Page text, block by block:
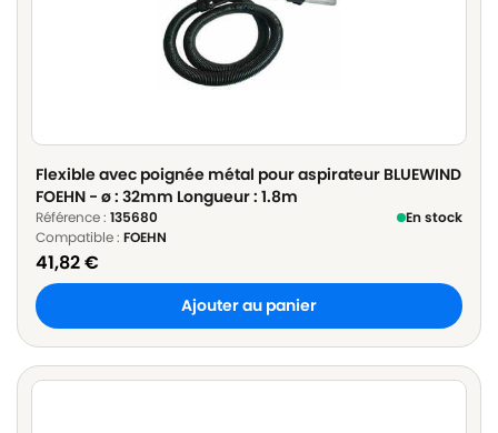
Flexible avec poignée métal pour aspirateur BLUEWIND
FOEHN - ø : 32mm Longueur : 1.8m
Référence : 135680
En stock
Compatible : FOEHN
41,82€
Ajouter au panier